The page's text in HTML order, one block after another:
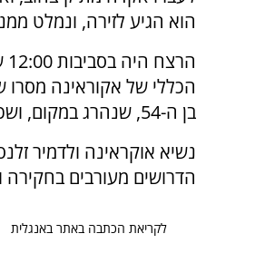
הוא הגיע לזירה, ונמלט
הכללי של אקוראינה
בן ה-54, שנהרג במקום, ושכעת מתנהל מצוד אחרי הרוצח.
הדרושים מעורבים
לקריאת הכתבה באתר באנגלית